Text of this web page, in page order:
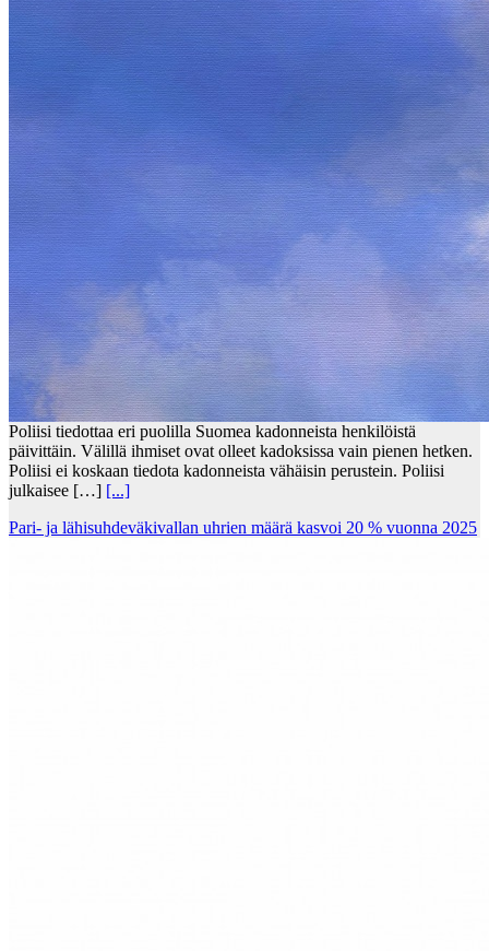
Poliisi tiedottaa eri puolilla Suomea kadonneista henkilöistä
päivittäin. Välillä ihmiset ovat olleet kadoksissa vain pienen hetken.
Poliisi ei koskaan tiedota kadonneista vähäisin perustein. Poliisi
julkaisee […] [...]
Pari- ja lähisuhdeväkivallan uhrien määrä kasvoi 20 % vuonna 2025